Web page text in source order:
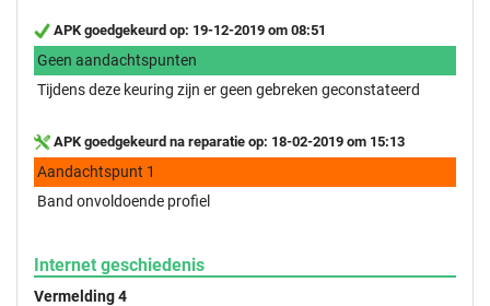
APK goedgekeurd op: 19-12-2019 om 08:51
Geen aandachtspunten
Tijdens deze keuring zijn er geen gebreken geconstateerd
APK goedgekeurd na reparatie op: 18-02-2019 om 15:13
Aandachtspunt 1
Band onvoldoende profiel
Internet geschiedenis
Vermelding 4